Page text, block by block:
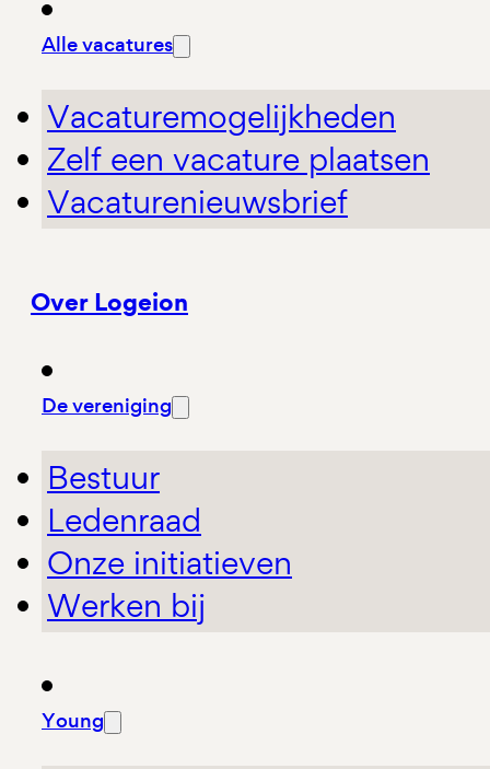
Alle vacatures
Vacaturemogelijkheden
Zelf een vacature plaatsen
Vacaturenieuwsbrief
Over Logeion
De vereniging
Bestuur
Ledenraad
Onze initiatieven
Werken bij
Young